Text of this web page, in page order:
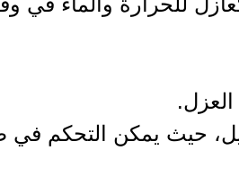
العزل.
حيث يمكن التحكم في